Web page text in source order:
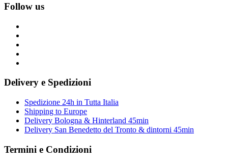
Follow us
Delivery e Spedizioni
Spedizione 24h in Tutta Italia
Shipping to Europe
Delivery Bologna & Hinterland 45min
Delivery San Benedetto del Tronto & dintorni 45min
Termini e Condizioni